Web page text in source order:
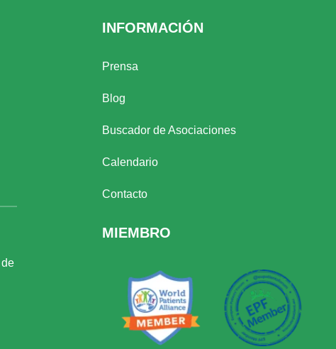
INFORMACIÓN
Prensa
Blog
Buscador de Asociaciones
Calendario
Contacto
MIEMBRO